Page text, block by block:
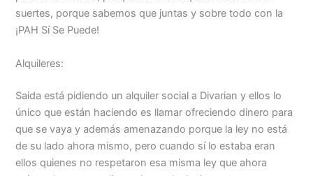
suertes, porque sabemos que juntas y sobre todo con la
¡PAH Sí Se Puede!
Alquileres:
Saida está pidiendo un alquiler social a Divarian y ellos lo
único que están haciendo es llamar ofreciendo dinero para
que se vaya y además amenazando porque la ley no está
de su lado ahora mismo, pero cuando sí lo estaba eran
ellos quienes no respetaron esa misma ley que ahora